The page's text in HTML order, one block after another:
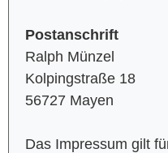
Postanschrift
Ralph Münzel
Kolpingstraße 18
56727 Mayen
Das Impressum gilt